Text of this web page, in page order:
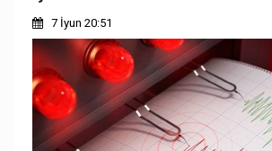
7 İyun 20:51